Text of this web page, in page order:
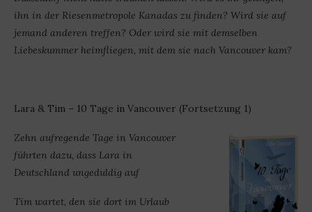
ihn in der Riesenmetropole Kanadas zu finden? Wird sie auf
jemand anderen treffen? Oder wird sie mit demselben
Liebeskummer heimfliegen, mit dem sie nach Vancouver kam?
Lara & Tim – 10 Tage in Vancouver (Fortsetzung 1)
Zehn aufregende Tage in Vancouver
führten dazu, dass Lara in
Deutschland ungeduldig auf
Tim wartet, den sie dort im Urlaub